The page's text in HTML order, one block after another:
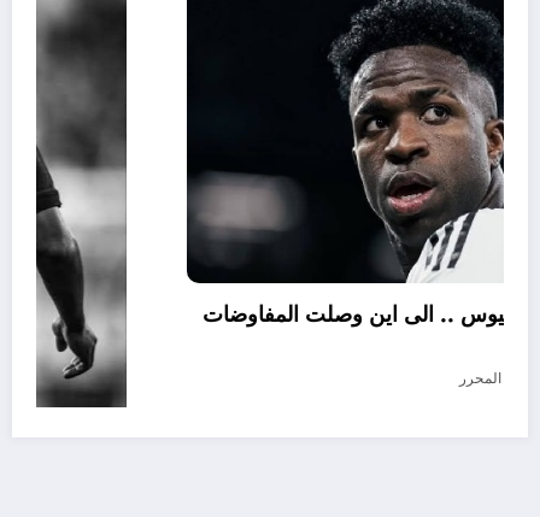
تجديد عقد فينيسيوس .. الى اين وصلت المفاوضات
أغسطس 5, 2026